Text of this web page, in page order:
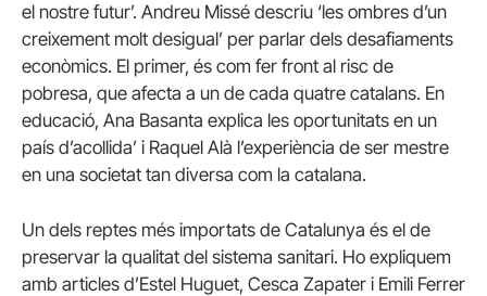
el nostre futur’. Andreu Missé descriu ‘les ombres d’un
creixement molt desigual’ per parlar dels desafiaments
econòmics. El primer, és com fer front al risc de
pobresa, que afecta a un de cada quatre catalans. En
educació, Ana Basanta explica les oportunitats en un
país d’acollida’ i Raquel Alà l’experiència de ser mestre
en una societat tan diversa com la catalana.
Un dels reptes més importats de Catalunya és el de
preservar la qualitat del sistema sanitari. Ho expliquem
amb articles d’Estel Huguet, Cesca Zapater i Emili Ferrer